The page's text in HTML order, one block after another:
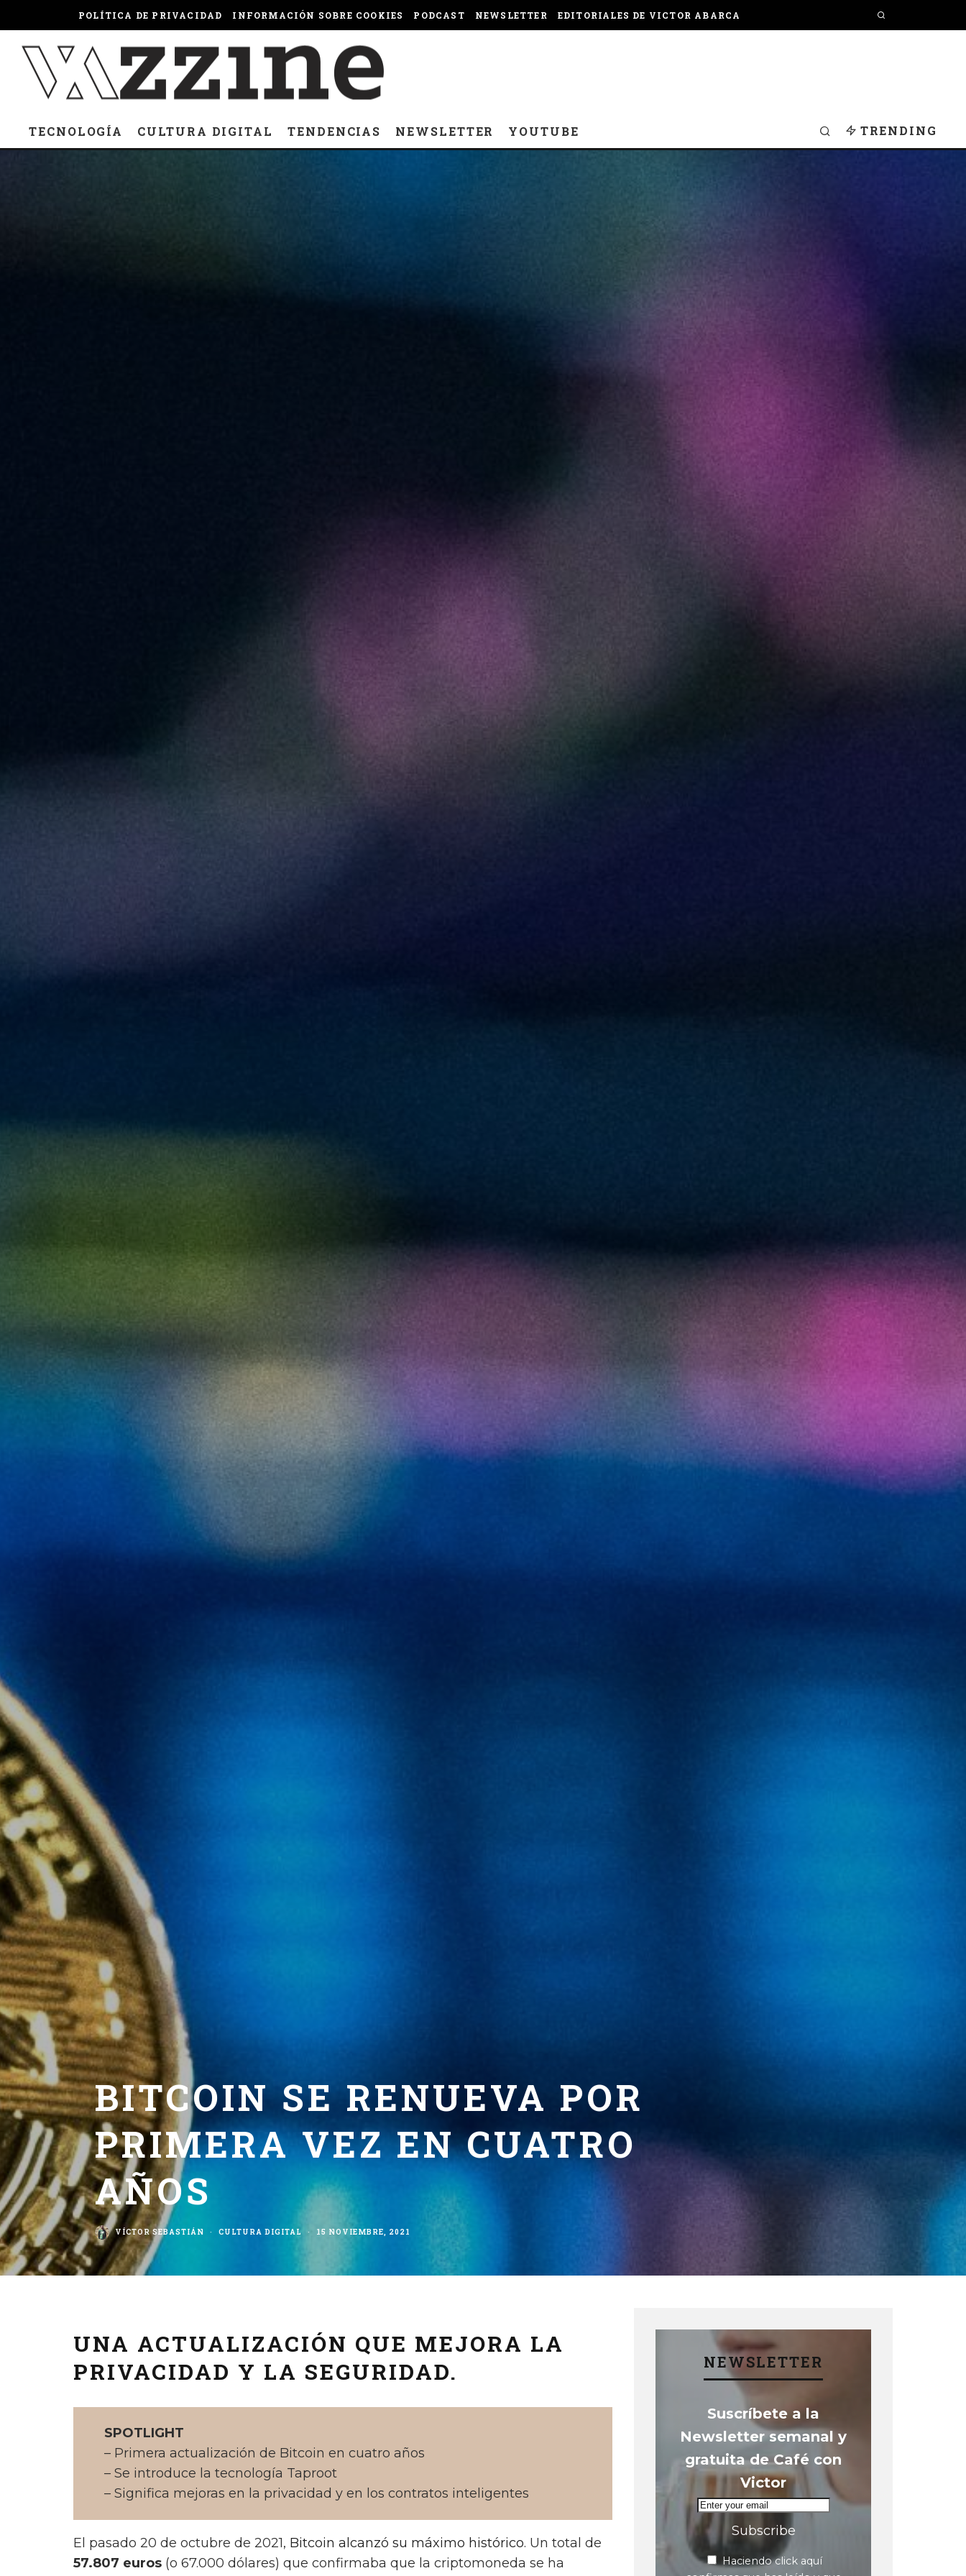
POLÍTICA DE PRIVACIDAD INFORMACIÓN SOBRE COOKIES PODCAST NEWSLETTER EDITORIALES DE VICTOR ABARCA
TECNOLOGÍA CULTURA DIGITAL TENDENCIAS NEWSLETTER YOUTUBE TRENDING
BITCOIN SE RENUEVA POR
PRIMERA VEZ EN CUATRO
AÑOS
VÍCTOR SEBASTIÁN · CULTURA DIGITAL · 15 NOVIEMBRE, 2021
UNA ACTUALIZACIÓN QUE MEJORA LA
PRIVACIDAD Y LA SEGURIDAD.
SPOTLIGHT
– Primera actualización de Bitcoin en cuatro años
– Se introduce la tecnología Taproot
– Significa mejoras en la privacidad y en los contratos inteligentes
El pasado 20 de octubre de 2021, Bitcoin alcanzó su máximo histórico. Un total de
57.807 euros (o 67.000 dólares) que confirmaba que la criptomoneda se ha
NEWSLETTER
Suscríbete a la
Newsletter semanal y
gratuita de Café con
Victor
Subscribe
Haciendo click aquí